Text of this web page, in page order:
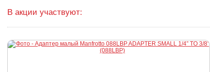
В акции участвуют: